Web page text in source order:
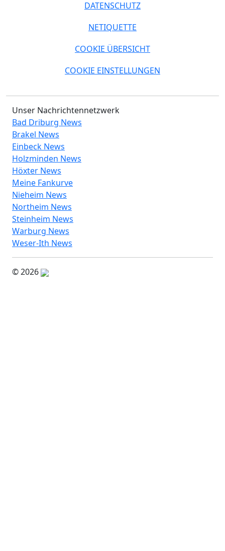
DATENSCHUTZ
NETIQUETTE
COOKIE ÜBERSICHT
COOKIE EINSTELLUNGEN
Unser Nachrichtennetzwerk
Bad Driburg News
Brakel News
Einbeck News
Holzminden News
Höxter News
Meine Fankurve
Nieheim News
Northeim News
Steinheim News
Warburg News
Weser-Ith News
© 2026